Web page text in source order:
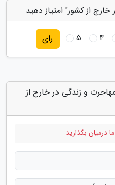
از کشور" امتیاز دهید
4
5 رای
و زندگی در خارج از
درمیان بگذارید